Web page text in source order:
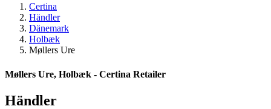
Certina
Händler
Dänemark
Holbæk
Møllers Ure
Møllers Ure, Holbæk - Certina Retailer
Händler